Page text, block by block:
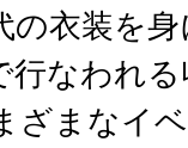
の衣装を
行なわれ
ざまなイ